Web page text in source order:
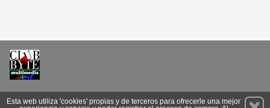
Esta web utiliza 'cookies' propias y de terceros para ofrecerle una mejor